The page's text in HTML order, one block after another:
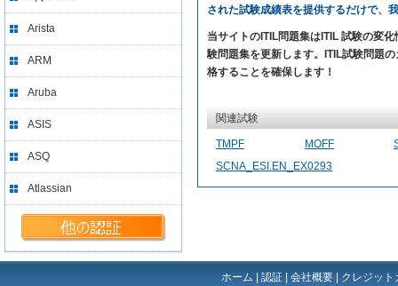
Arista
ARM
Aruba
ASIS
ASQ
Atlassian
された試験成績表を提供するだけで、
当サイトのITIL問題集はITIL 試験の変
験問題集を更新します。ITIL試験問題
格することを確保します！
関連試験
TMPF MOFF
SCNA_ESI.EN_EX0293
ホーム 認証 会社概要 クレジッ